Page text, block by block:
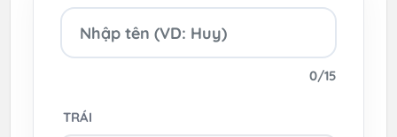
0/15
TRÁI